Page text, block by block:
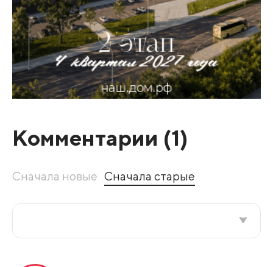
Комментарии (1)
Сначала новые Сначала старые